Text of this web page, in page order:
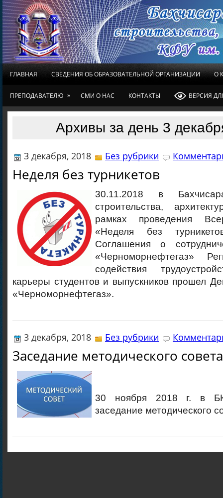
ГЛАВНАЯ СВЕДЕНИЯ ОБ ОБРАЗОВАТЕЛЬНОЙ ОРГАНИЗАЦИИ О
ПРЕПОДАВАТЕЛЮ » СМИ О НАС КОНТАКТЫ ВЕРСИЯ
Архивы за день 3
3 декабря, 2018 Без рубрики
Неделя без турникетов
30.11.2018 в
строительства,
рамках проведения
«Неделя без
Соглашения о
«Черноморнефтегаз»
содействия
карьеры студентов и выпускников прошел
«Черноморнефтегаз».
3 декабря, 2018 Без рубрики
Заседание методического совета
30 ноября 2018 г. в
заседание методического